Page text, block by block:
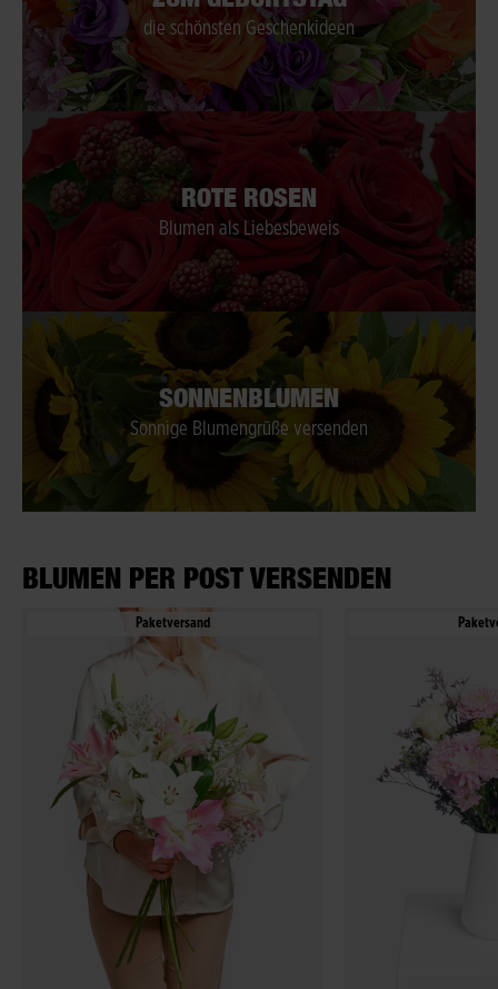
die schönsten Geschenkideen
ROTE ROSEN
Blumen als Liebesbeweis
SONNENBLUMEN
Sonnige Blumengrüße versenden
BLUMEN PER POST VERSENDEN
Paketversand